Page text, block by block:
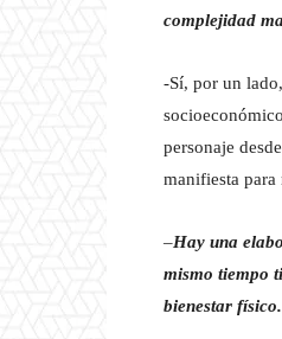
complejidad
-Sí, por un
personaje
manifiesta para
–Hay una
mismo tiempo
bienestar físico.